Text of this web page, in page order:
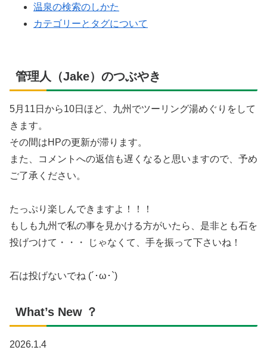
温泉の検索のしかた
カテゴリーとタグについて
管理人（Jake）のつぶやき
5月11日から10日ほど、九州でツーリング湯めぐりをして
きます。
その間はHPの更新が滞ります。
また、コメントへの返信も遅くなると思いますので、予め
ご了承ください。
たっぷり楽しんできますよ！！！
もしも九州で私の事を見かける方がいたら、是非とも石を
投げつけて・・・ じゃなくて、手を振って下さいね！
石は投げないでね (´･ω･`)
What’s New ？
2026.1.4